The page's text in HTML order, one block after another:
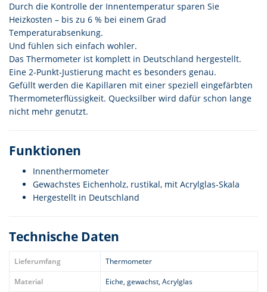
Durch die Kontrolle der Innentemperatur sparen Sie
Heizkosten – bis zu 6 % bei einem Grad
Temperaturabsenkung.
Und fühlen sich einfach wohler.
Das Thermometer ist komplett in Deutschland hergestellt.
Eine 2-Punkt-Justierung macht es besonders genau.
Gefüllt werden die Kapillaren mit einer speziell eingefärbten
Thermometerflüssigkeit. Quecksilber wird dafür schon lange
nicht mehr genutzt.
Funktionen
Innenthermometer
Gewachstes Eichenholz, rustikal, mit Acrylglas-Skala
Hergestellt in Deutschland
Technische Daten
Lieferumfang
Thermometer
Material
Eiche, gewachst, Acrylglas